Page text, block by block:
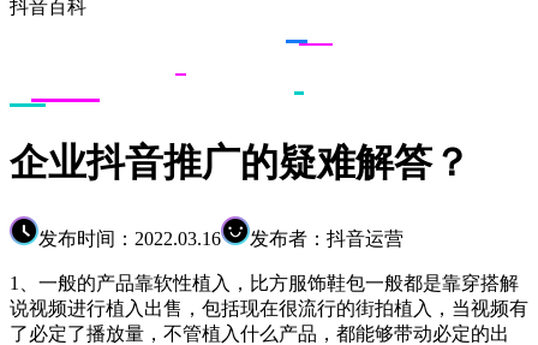
抖音百科
企业抖音推广的疑难解答？
发布时间：2022.03.16 发布者：抖音运营
1、一般的产品靠软性植入，比方服饰鞋包一般都是靠穿搭解
说视频进行植入出售，包括现在很流行的街拍植入，当视频有
了必定了播放量，不管植入什么产品，都能够带动必定的出